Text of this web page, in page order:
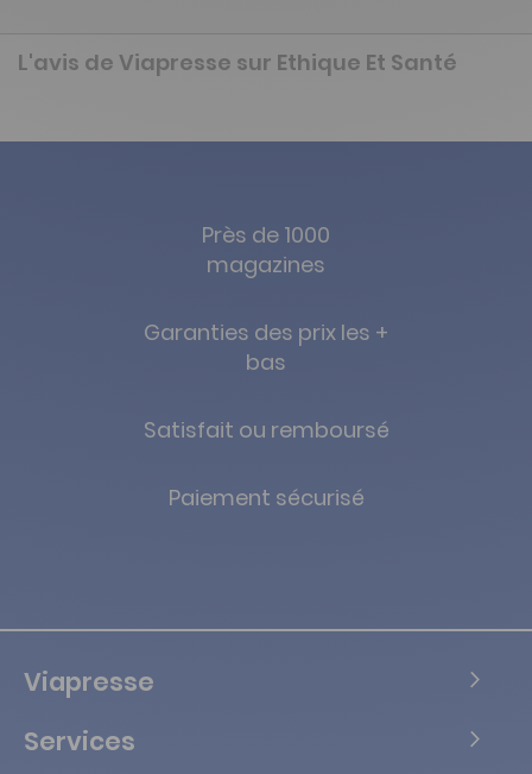
L'avis de Viapresse sur Ethique Et Santé
Près de 1000
magazines
Garanties des prix les +
bas
Satisfait ou remboursé
Paiement sécurisé
Viapresse
Services